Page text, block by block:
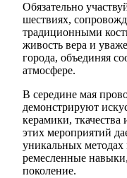
Обязательно
шествиях,
традиционными
живость вера и
города, объединяя
атмосфере.
В середине мая
демонстрируют
керамики,
этих мероприятий
уникальных методах
ремесленные
поколение.